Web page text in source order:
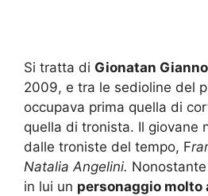
Si tratta di Gionatan
2009, e tra le sedioline del
occupava prima quella di
quella di tronista. Il giovane
dalle troniste del tempo, F
Natalia Angelini.
in lui un personaggio molto